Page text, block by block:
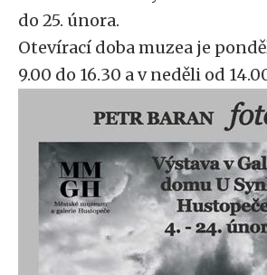
do 25. února.
Otevírací doba muzea je
9.00 do 16.30 a v neděli od